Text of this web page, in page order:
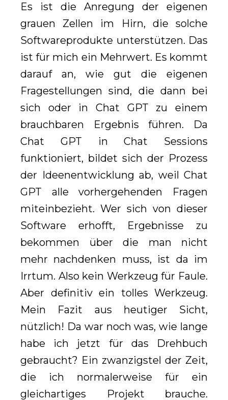
Es ist die Anregung der eigenen
grauen Zellen im Hirn, die solche
Softwareprodukte unterstützen. Das
ist für mich ein Mehrwert. Es kommt
darauf an, wie gut die eigenen
Fragestellungen sind, die dann bei
sich oder in Chat GPT zu einem
brauchbaren Ergebnis führen. Da
Chat GPT in Chat Sessions
funktioniert, bildet sich der Prozess
der Ideenentwicklung ab, weil Chat
GPT alle vorhergehenden Fragen
miteinbezieht. Wer sich von dieser
Software erhofft, Ergebnisse zu
bekommen über die man nicht
mehr nachdenken muss, ist da im
Irrtum. Also kein Werkzeug für Faule.
Aber definitiv ein tolles Werkzeug.
Mein Fazit aus heutiger Sicht,
nützlich! Da war noch was, wie lange
habe ich jetzt für das Drehbuch
gebraucht? Ein zwanzigstel der Zeit,
die ich normalerweise für ein
gleichartiges Projekt brauche.